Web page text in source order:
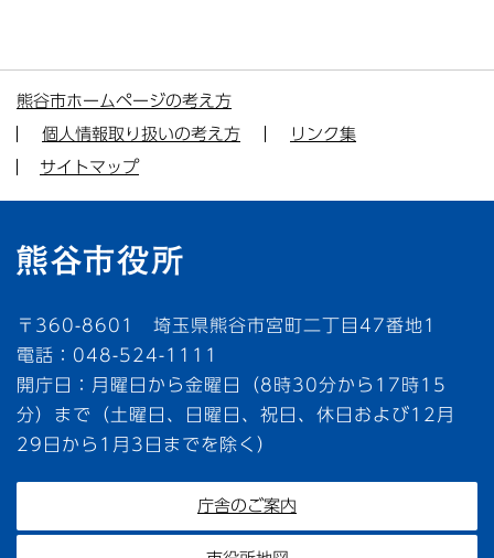
熊谷市ホームページの考え方
個人情報取り扱いの考え方
リンク集
サイトマップ
〒360-8601 埼玉県熊谷市宮町二丁目47番地1
電話：048-524-1111
開庁日：月曜日から金曜日（8時30分から17時15
分）まで（土曜日、日曜日、祝日、休日および12月
29日から1月3日までを除く）
庁舎のご案内